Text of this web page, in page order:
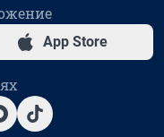
App Store